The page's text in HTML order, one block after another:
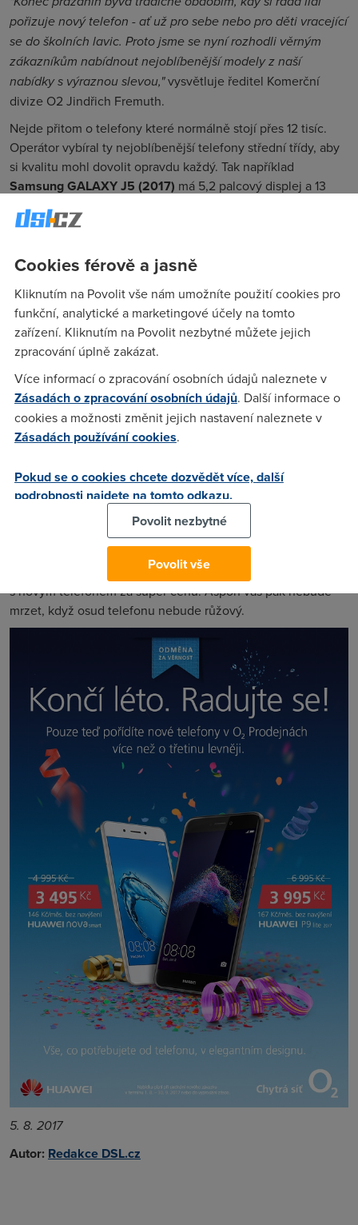
pořizuje nový telefon - ať už pro sebe nebo pro děti vracející
se do školních lavic. Proto jsme se nyní rozhodli věrným
zákazníkům nabídnout nejoblíbenější modely z naší
nabídky s výraznou slevou,"vysvětluje ředitel Komerční
divize O2 Jindřich Fremuth.
Nejde přitom o telefony které normálně stojí přes 12 tisíc.
Operátor vybíral ty nejoblíbenější telefony střední třídy, aby
si kvalitu mohl dovolit opravdu každý. Tak například
Samsung GALAXY J5 (2017) má 5,2 palcový displej a 13
megapixelový fotoaparát a podporu VoLTE (kvalitní volání
přes LTE). Pro ty, co se zamilovali do telefonů Huawei je tu
Typ telefonu
Promo cena
tarifů Free a Kůl
Zvýhodnění
splátka
HUAWEI Nova
3 495 Kč 1 500 Kč 146 Kč
Samsung
GALAXY J5
(2017)
3 995 Kč 3 000 Kč
HUAWEI P9
3 995 Kč
Samsung
GALAXY A3
4 995 Kč 3 000 Kč
O2 vám tak zpříjemní častodepresivní konec léta
můžete na druhý stupeň, střední nebo vysokou poslat
s novým telefonem za super cenu. Aspoň vás pak nebude
mrzet, když osud telefonu nebude růžový.
5. 8. 2017
Autor: Redakce DSL.cz
Cookies férově a jasně
Kliknutím na Povolit vše nám umožníte použití cookies pro
funkční, analytické a marketingové účely na tomto
zařízení. Kliknutím na Povolit nezbytné můžete jejich
zpracování úplně zakázat.
Více informací o zpracování osobních údajů naleznete v
Zásadách o zpracování osobních údajů. Další informace o
cookies a možnosti změnit jejich nastavení naleznete v
Zásadách používání cookies.
Pokud se o cookies chcete dozvědět více, další
podrobnosti najdete na tomto odkazu.
Povolit nezbytné
Povolit vše